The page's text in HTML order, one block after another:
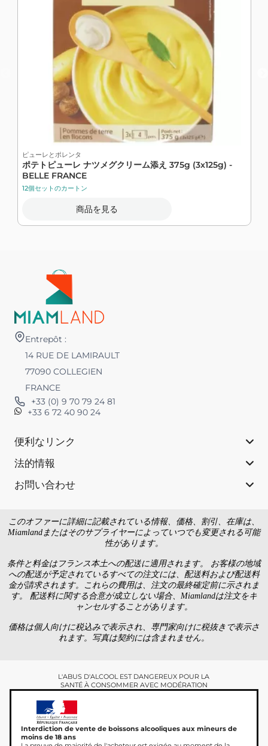
ピューレとポレンタ
ポテトピューレ ナツメグクリーム添え 375g (3x125g) -
BELLE FRANCE
12個セットのカートン
商品を見る
Entrepôt :
14 RUE DE LAMIRAULT
77090 COLLEGIEN
FRANCE
+33 (0) 9 70 79 24 81
+33 6 72 40 90 24
便利なリンク
法的情報
お問い合わせ
このオファーに詳細に記載されている情報、価格、割引、在庫は、
Miamlandまたはそのサプライヤーによっていつでも変更される可能
性があります。
条件と料金はフランス本土への配送に適用されます。 お客様の地域
への配送が予定されているすべての注文には、配送料および配送料
金が請求されます。これらの費用は、注文の最終確定前に示されま
す。 配送料に関する合意が成立しない場合、Miamlandは注文をキ
ャンセルすることがあります。
価格は個人向けに税込みで表示され、専門家向けに税抜きで表示さ
れます。写真は契約には含まれません。
L'ABUS D'ALCOOL EST DANGEREUX POUR LA
SANTÉ À CONSOMMER AVEC MODÉRATION
Interdiction de vente de boissons alcooliques aux mineurs de
moins de 18 ans